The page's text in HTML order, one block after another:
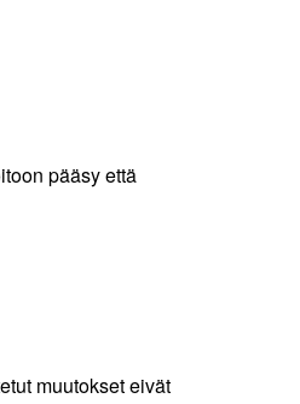
pääsy että
muutokset eivät